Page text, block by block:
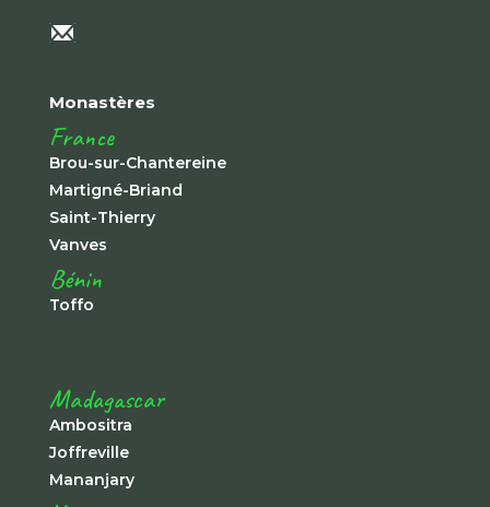
Monastères
France
Brou-sur-Chantereine
Martigné-Briand
Saint-Thierry
Vanves
Bénin
Toffo
Madagascar
Ambositra
Joffreville
Mananjary